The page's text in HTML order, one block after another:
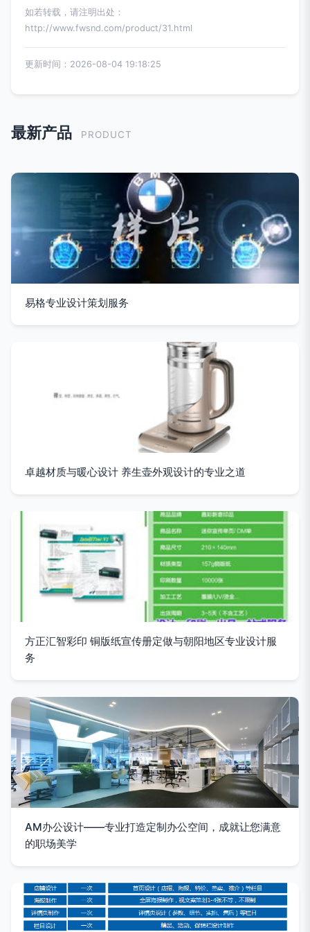
如若转载，请注明出处：
http://www.fwsnd.com/product/31.html
更新时间：2026-08-04 19:18:25
最新产品 PRODUCT
易格专业设计策划服务
卓越材质与暖心设计 养生壶外观设计的专业之道
方正汇智彩印 铜版纸宣传册定做与朝阳地区专业设计服
务
AM办公设计——专业打造定制办公空间，成就让您满意
的职场美学